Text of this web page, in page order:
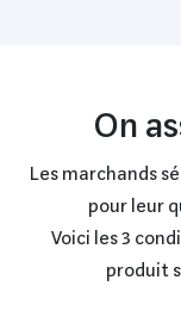
On
Les marchands
pour leur
Voici les 3
produit